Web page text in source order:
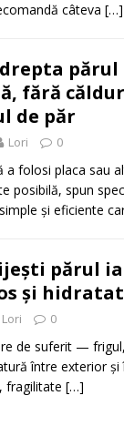
câteva […]
părul
fără
de păr
Lori 0
a folosi placa sau
posibilă, spun
și eficiente
părul
și hidratat
Lori 0
de suferit —
între exterior și
fragilitate […]